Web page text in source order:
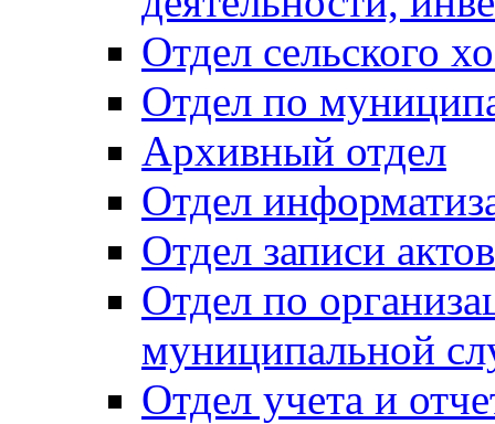
Отдел сельского
Отдел по
Архивный отдел
Отдел
Отдел записи
Отдел по
муниципальной
Отдел учета и